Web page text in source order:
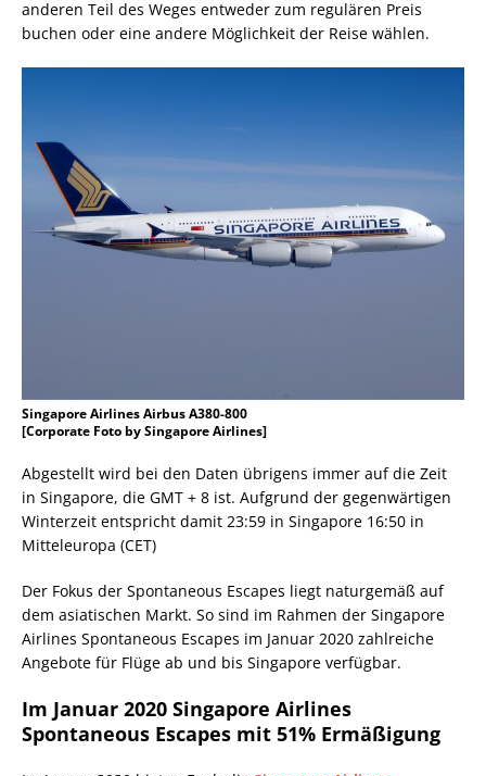
anderen Teil des Weges entweder zum regulären Preis
buchen oder eine andere Möglichkeit der Reise wählen.
Singapore Airlines Airbus A380-800
[Corporate Foto by Singapore Airlines]
Abgestellt wird bei den Daten übrigens immer auf die Zeit
in Singapore, die GMT + 8 ist. Aufgrund der gegenwärtigen
Winterzeit entspricht damit 23:59 in Singapore 16:50 in
Mitteleuropa (CET)
Der Fokus der Spontaneous Escapes liegt naturgemäß auf
dem asiatischen Markt. So sind im Rahmen der Singapore
Airlines Spontaneous Escapes im Januar 2020 zahlreiche
Angebote für Flüge ab und bis Singapore verfügbar.
Im Januar 2020 Singapore Airlines
Spontaneous Escapes mit 51% Ermäßigung